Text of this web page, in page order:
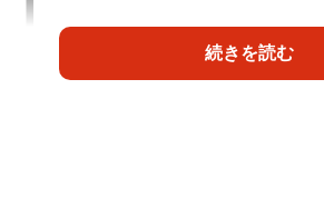
続きを読む